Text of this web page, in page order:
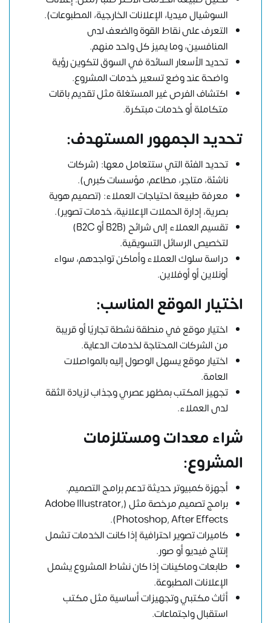
السوشيال ميديا، الإعلانات الخارجية، المطبوعات).
التعرف على نقاط القوة والضعف لدى
المنافسين، وما يميز كل واحد منهم.
تحديد الأسعار السائدة في السوق لتكوين رؤية
واضحة عند وضع تسعير خدمات المشروع.
اكتشاف الفرص غير المستغلة مثل تقديم باقات
متكاملة أو خدمات مبتكرة.
تحديد الجمهور المستهدف:
تحديد الفئة التي ستتعامل معها: (شركات
ناشئة، متاجر، مطاعم، مؤسسات كبرى).
معرفة طبيعة احتياجات العملاء: (تصميم هوية
بصرية، إدارة الحملات الإعلانية، خدمات تصوير).
تقسيم العملاء إلى شرائح (B2B أو B2C)
لتخصيص الرسائل التسويقية.
دراسة سلوك العملاء وأماكن تواجدهم، سواء
أونلاين أو أوفلاين.
اختيار الموقع المناسب:
اختيار موقع في منطقة نشطة تجاريًا أو قريبة
من الشركات المحتاجة لخدمات الدعاية.
اختيار موقع يسهل الوصول إليه بالمواصلات
العامة.
تجهيز المكتب بمظهر عصري وجذاب لزيادة الثقة
لدى العملاء.
شراء معدات ومستلزمات
المشروع:
أجهزة كمبيوتر حديثة تدعم برامج التصميم.
برامج تصميم مرخصة مثل (Adobe Illustrator,
Photoshop, After Effects).
كاميرات تصوير احترافية إذا كانت الخدمات تشمل
إنتاج فيديو أو صور.
طابعات وماكينات إذا كان نشاط المشروع يشمل
الإعلانات المطبوعة.
أثاث مكتبي وتجهيزات أساسية مثل مكتب
استقبال واجتماعات.